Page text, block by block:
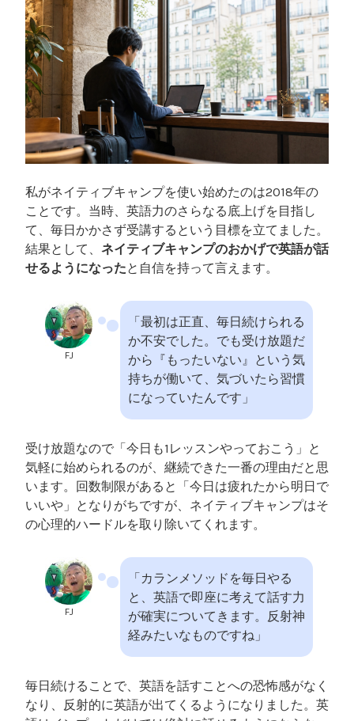
私がネイティブキャンプを使い始めたのは2018年の
ことです。当時、英語力のさらなる底上げを目指し
て、毎日かかさず受講するという目標を立てました。
結果として、 ネイティブキャンプのおかげで英語が話
せるようになったと自信を持って言えます。
FJ
「最初は正直、毎日続けられる
か不安でした。でも受け放題だ
から『もったいない』という気
持ちが働いて、気づいたら習慣
になっていたんです」
受け放題なので「今日も1レッスンやっておこう」と
気軽に始められるのが、継続できた一番の理由だと思
います。回数制限があると「今日は疲れたから明日で
いいや」となりがちですが、ネイティブキャンプはそ
の心理的ハードルを取り除いてくれます。
FJ
「カランメソッドを毎日やる
と、英語で即座に考えて話す力
が確実についてきます。反射神
経みたいなものですね」
毎日続けることで、英語を話すことへの恐怖感がなく
なり、反射的に英語が出てくるようになりました。英